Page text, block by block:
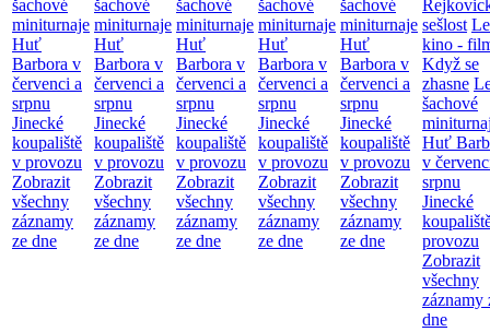
šachové
miniturnaje
Huť
Barbora v
červenci a
srpnu
Jinecké
koupaliště
v provozu
Zobrazit
všechny
záznamy
ze dne
šachové
miniturnaje
Huť
Barbora v
červenci a
srpnu
Jinecké
koupaliště
v provozu
Zobrazit
všechny
záznamy
ze dne
šachové
miniturnaje
Huť
Barbora v
červenci a
srpnu
Jinecké
koupaliště
v provozu
Zobrazit
všechny
záznamy
ze dne
šachové
miniturnaje
Huť
Barbora v
červenci a
srpnu
Jinecké
koupaliště
v provozu
Zobrazit
všechny
záznamy
ze dne
šachové
miniturnaje
Huť
Barbora v
červenci a
srpnu
Jinecké
koupaliště
v provozu
Zobrazit
všechny
záznamy
ze dne
sešlost
kino -
Když se
zhasne
šachové
Huť
v
srpnu
Jinecké
provozu
Zobrazit
všechny
záznamy
dne